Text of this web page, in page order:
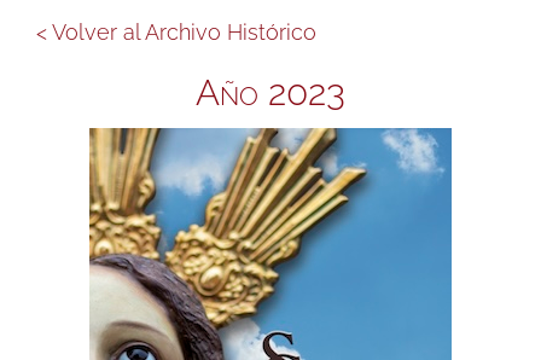
< Volver al Archivo Histórico
Año 2023